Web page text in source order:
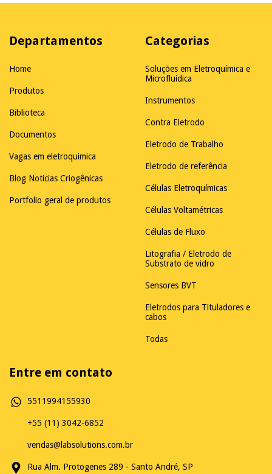
Departamentos
Home
Produtos
Biblioteca
Documentos
Vagas em eletroquimica
Blog Noticias Criogênicas
Portfolio geral de produtos
Categorias
Soluções em Eletroquímica e
Microfluídica
Instrumentos
Contra Eletrodo
Eletrodo de Trabalho
Eletrodo de referência
Células Eletroquímicas
Células Voltamétricas
Células de Fluxo
Litografia / Eletrodo de
Substrato de vidro
Sensores BVT
Eletrodos para Tituladores e
cabos
Todas
Entre em contato
5511994155930
+55 (11) 3042-6852
vendas@labsolutions.com.br
Rua Alm. Protogenes 289 - Santo André, SP